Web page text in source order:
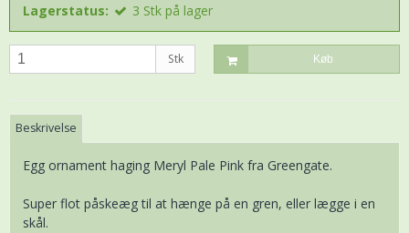
Lagerstatus: 3 Stk på lager
Stk Køb
Beskrivelse
Egg ornament haging Meryl Pale Pink fra Greengate.
Super flot påskeæg til at hænge på en gren, eller lægge i en
skål.